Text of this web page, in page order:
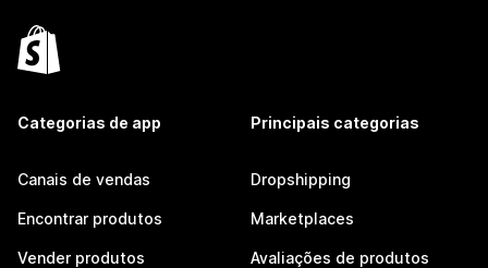
Categorias de app
Canais de vendas
Encontrar produtos
Vender produtos
Principais categorias
Dropshipping
Marketplaces
Avaliações de produtos